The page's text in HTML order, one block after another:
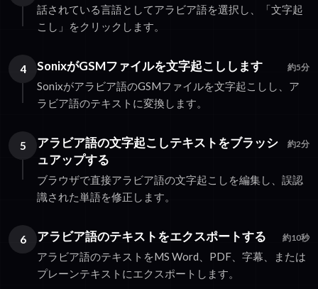
話されている言語としてアラビア語を選択し、「文字起
こし」をクリックします。
4 SonixがGSMファイルを文字起こしします 約5分
Sonixがアラビア語のGSMファイルを文字起こしし、ア
ラビア語のテキストに変換します。
5
アラビア語の文字起こしテキストをブラッシ
ュアップする
約2分
ブラウザで直接アラビア語の文字起こしを編集し、誤認
識された単語を修正します。
6 アラビア語のテキストをエクスポートする 約10秒
アラビア語のテキストをMS Word、PDF、字幕、または
プレーンテキストにエクスポートします。